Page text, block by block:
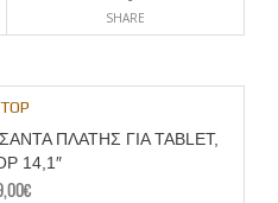
SHARE
ΠΛΑΤΗΣ ΓΙΑ TABLET,
14,1″
€